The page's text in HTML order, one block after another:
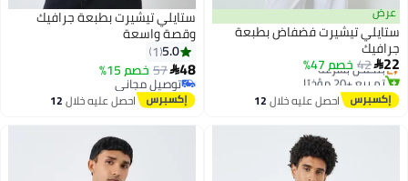
عرض
ستايلي تيشيرت فضفاض بطبعة
جرافيك
22
42 خصم 47%
أقل سعر في السنة
توصيل مجاني
بتخلّص بسرعة
تم بيع +20 مؤخرًا
أقل سعر في السنة
احصل عليه خلال12
ستايلي تيشيرت بطبعة جرافيك
وقصة واسعة
5.0
1
48
57 خصم 15%
توصيل مجاني
توصيل مجانياحصل عليه خلال12